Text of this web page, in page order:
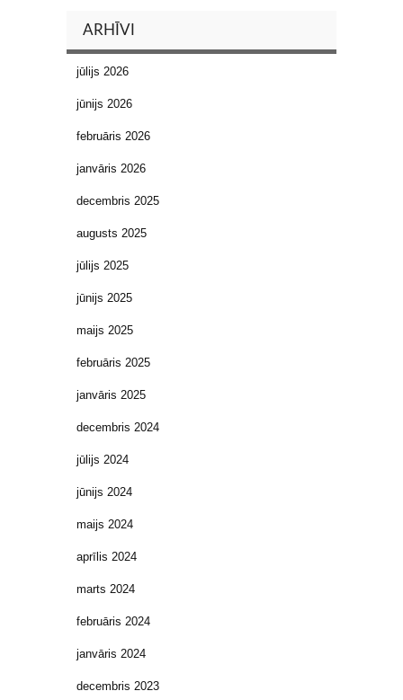
ARHĪVI
jūlijs 2026
jūnijs 2026
februāris 2026
janvāris 2026
decembris 2025
augusts 2025
jūlijs 2025
jūnijs 2025
maijs 2025
februāris 2025
janvāris 2025
decembris 2024
jūlijs 2024
jūnijs 2024
maijs 2024
aprīlis 2024
marts 2024
februāris 2024
janvāris 2024
decembris 2023